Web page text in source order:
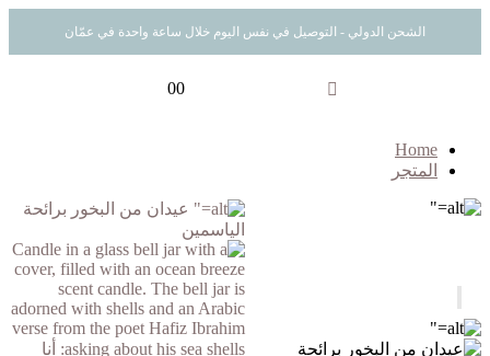
الشحن الدولي - التوصيل في نفس اليوم خلال ساعة واحدة في عمّان
00
Home
المتجر
عيدان من البخور برائحة
الياسمين